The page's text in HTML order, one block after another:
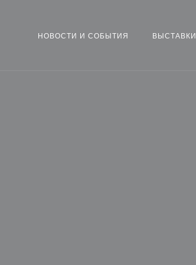
НОВОСТИ И СОБЫТИЯ ВЫСТАВКИ